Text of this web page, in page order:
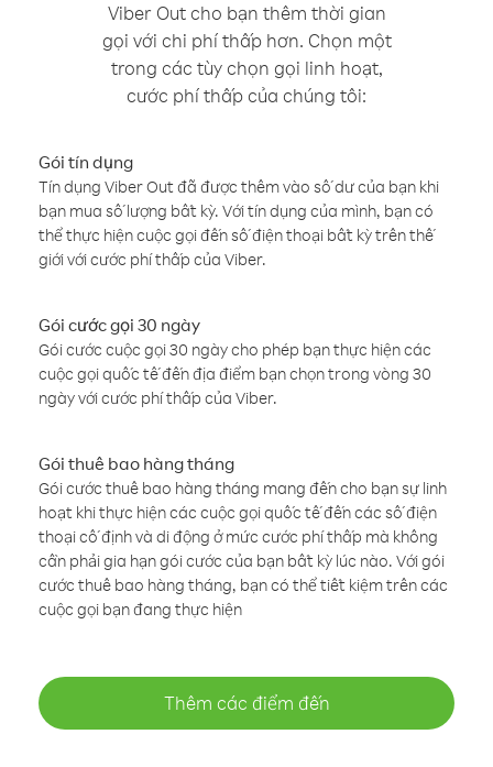
Viber Out cho bạn thêm thời gian
gọi với chi phí thấp hơn. Chọn một
trong các tùy chọn gọi linh hoạt,
cước phí thấp của chúng tôi:
Gói tín dụng
Tín dụng Viber Out đã được thêm vào số dư của bạn khi
bạn mua số lượng bất kỳ. Với tín dụng của mình, bạn có
thể thực hiện cuộc gọi đến số điện thoại bất kỳ trên thế
giới với cước phí thấp của Viber.
Gói cước gọi 30 ngày
Gói cước cuộc gọi 30 ngày cho phép bạn thực hiện các
cuộc gọi quốc tế đến địa điểm bạn chọn trong vòng 30
ngày với cước phí thấp của Viber.
Gói thuê bao hàng tháng
Gói cước thuê bao hàng tháng mang đến cho bạn sự linh
hoạt khi thực hiện các cuộc gọi quốc tế đến các số điện
thoại cố định và di động ở mức cước phí thấp mà không
cần phải gia hạn gói cước của bạn bất kỳ lúc nào. Với gói
cước thuê bao hàng tháng, bạn có thể tiết kiệm trên các
cuộc gọi bạn đang thực hiện
Thêm các điểm đến